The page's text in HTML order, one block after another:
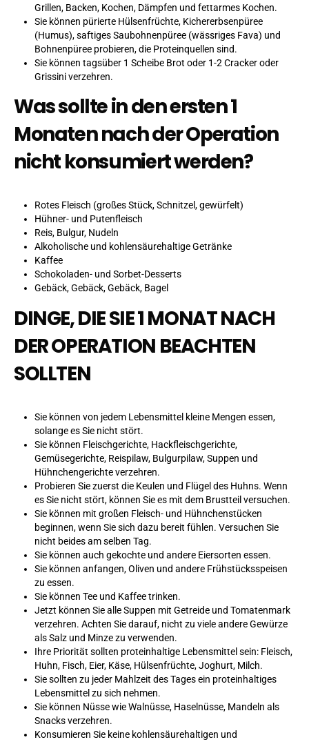
Grillen, Backen, Kochen, Dämpfen und fettarmes Kochen.
Sie können pürierte Hülsenfrüchte, Kichererbsenpüree
(Humus), saftiges Saubohnenpüree (wässriges Fava) und
Bohnenpüree probieren, die Proteinquellen sind.
Sie können tagsüber 1 Scheibe Brot oder 1-2 Cracker oder
Grissini verzehren.
Was sollte in den ersten 1
Monaten nach der Operation
nicht konsumiert werden?
Rotes Fleisch (großes Stück, Schnitzel, gewürfelt)
Hühner- und Putenfleisch
Reis, Bulgur, Nudeln
Alkoholische und kohlensäurehaltige Getränke
Kaffee
Schokoladen- und Sorbet-Desserts
Gebäck, Gebäck, Gebäck, Bagel
DINGE, DIE SIE 1 MONAT NACH
DER OPERATION BEACHTEN
SOLLTEN
Sie können von jedem Lebensmittel kleine Mengen essen,
solange es Sie nicht stört.
Sie können Fleischgerichte, Hackfleischgerichte,
Gemüsegerichte, Reispilaw, Bulgurpilaw, Suppen und
Hühnchengerichte verzehren.
Probieren Sie zuerst die Keulen und Flügel des Huhns. Wenn
es Sie nicht stört, können Sie es mit dem Brustteil versuchen.
Sie können mit großen Fleisch- und Hühnchenstücken
beginnen, wenn Sie sich dazu bereit fühlen. Versuchen Sie
nicht beides am selben Tag.
Sie können auch gekochte und andere Eiersorten essen.
Sie können anfangen, Oliven und andere Frühstücksspeisen
zu essen.
Sie können Tee und Kaffee trinken.
Jetzt können Sie alle Suppen mit Getreide und Tomatenmark
verzehren. Achten Sie darauf, nicht zu viele andere Gewürze
als Salz und Minze zu verwenden.
Ihre Priorität sollten proteinhaltige Lebensmittel sein: Fleisch,
Huhn, Fisch, Eier, Käse, Hülsenfrüchte, Joghurt, Milch.
Sie sollten zu jeder Mahlzeit des Tages ein proteinhaltiges
Lebensmittel zu sich nehmen.
Sie können Nüsse wie Walnüsse, Haselnüsse, Mandeln als
Snacks verzehren.
Konsumieren Sie keine kohlensäurehaltigen und